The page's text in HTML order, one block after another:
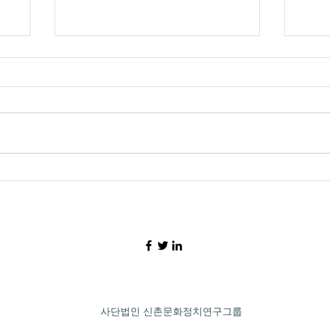
[지수] 느린 걸음이 주는 고통
[선
사단법인 신촌문화정치연구그룹